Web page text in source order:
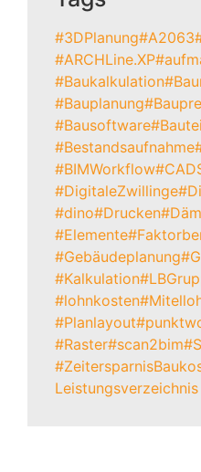
#3DPlanung#A2063
#ARCHLine.XP
#Baukalkulation
#Bauplanung
#Bausoftware
#Bestandsaufnahme
#BIMWorkflow
#DigitaleZwillinge
#dino#Drucken
#Elemente
#Gebäudeplanung
#Kalkulation
#lohnkosten
#Planlayout
#Raster#scan2bim
#Zeitersparnis
Leistungsverzeichnis